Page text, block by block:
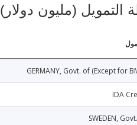
التمويل (مليون دولار)
GERMANY, Govt. of (Except for
IDA
SWEDEN,